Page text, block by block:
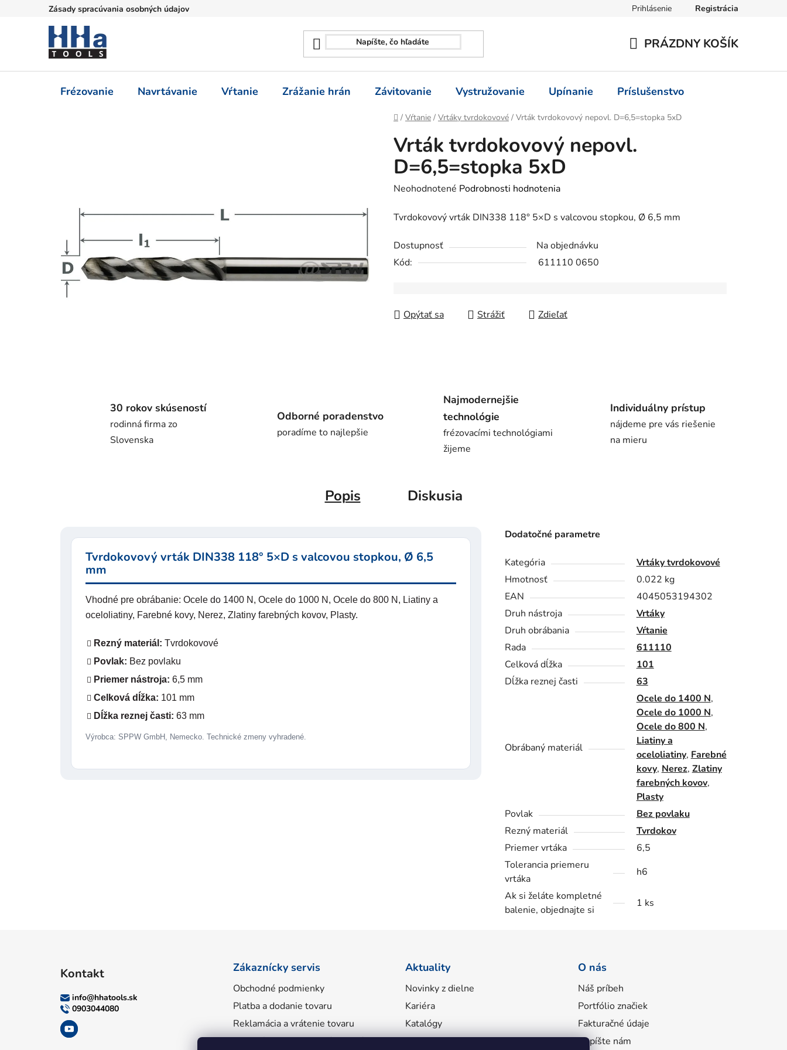
Zásady spracúvania osobných údajov Prihlásenie Registrácia
KOŠÍK
PRÁZDNY KOŠÍK
Frézovanie Navrtávanie Vŕtanie Zrážanie hrán Závitovanie Vystružovanie Upínanie Príslušenstvo
Domov
/ Vŕtanie / Vrtáky tvrdokovové / Vrták tvrdokovový nepovl. D=6,5=stopka 5xD
Vrták tvrdokovový nepovl.
D=6,5=stopka 5xD
Priemerné
produktu
0,0
z
Neohodnotené Podrobnosti hodnotenia
Tvrdokovový vrták DIN338 118° 5×D s valcovou stopkou, Ø 6,5 mm
Dostupnosť
Na objednávku
Kód:
611110 0650
Opýtať sa Strážiť Zdieľať
30 rokov skúseností
rodinná firma zo
Slovenska
Odborné poradenstvo
poradíme to najlepšie
Najmodernejšie
technológie
frézovacími technológiami
žijeme
Individuálny prístup
nájdeme pre vás riešenie
na mieru
Popis Diskusia
Tvrdokovový vrták DIN338 118° 5×D s valcovou stopkou, Ø 6,5
mm
Vhodné pre obrábanie: Ocele do 1400 N, Ocele do 1000 N, Ocele do 800 N, Liatiny a
oceloliatiny, Farebné kovy, Nerez, Zlatiny farebných kovov, Plasty.
Rezný materiál: Tvrdokovové
Povlak: Bez povlaku
Priemer nástroja: 6,5 mm
Celková dĺžka: 101 mm
Dĺžka reznej časti: 63 mm
Výrobca: SPPW GmbH, Nemecko. Technické zmeny vyhradené.
Dodatočné parametre
Kategória
Vrtáky tvrdokovové
Hmotnosť
0.022 kg
EAN
4045053194302
Druh nástroja
Vrtáky
Druh obrábania
Vŕtanie
Rada
611110
Celková dĺžka
101
Dĺžka reznej časti
63
Obrábaný materiál
Ocele do 1400 N,
Ocele do 1000 N,
Ocele do 800 N,
Liatiny a
oceloliatiny, Farebné
kovy, Nerez, Zlatiny
farebných kovov,
Plasty
Povlak
Bez povlaku
Rezný materiál
Tvrdokov
Priemer vrtáka
6,5
Tolerancia priemeru
vrtáka
h6
Ak si želáte kompletné
balenie, objednajte si
1 ks
Kontakt
info@hhatools.sk
0903044080
Zákaznícky servis
Obchodné podmienky
Platba a dodanie tovaru
Reklamácia a vrátenie tovaru
Informácie o spracovaní osobných
Aktuality
Novinky z dielne
Kariéra
Katalógy
O nás
Náš príbeh
Portfólio značiek
Fakturačné údaje
Napíšte nám